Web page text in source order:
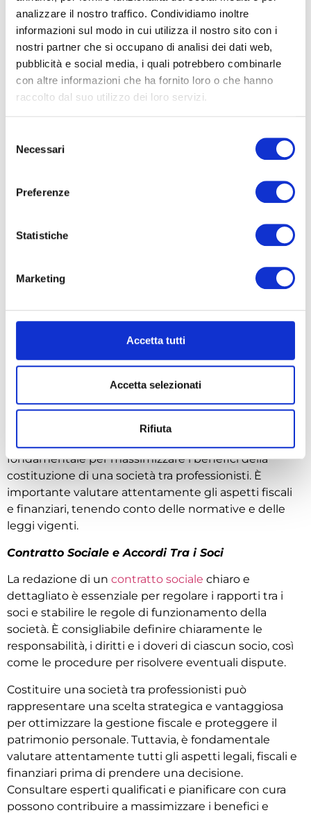
analizzare il nostro traffico. Condividiamo inoltre
informazioni sul modo in cui utilizza il nostro sito con i
nostri partner che si occupano di analisi dei dati web,
pubblicità e social media, i quali potrebbero combinarle
con altre informazioni che ha fornito loro o che hanno
raccolto dal suo utilizzo dei loro servizi.
delNecessari
Preferenze
Statistiche
Marketing
Accetta tutti
Accetta selezionati
Rifiuta
Essere parte di una società costituita può
aumentare la credibilità e l’affidabilità agli occhi
dei clienti e dei partner commerciali. Una
struttura aziendale più solida e stabile può
generare maggiore fiducia e attrarre clienti di
alto livello, contribuendo al successo a lungo
Considerazioni
Costituzione di una
Professionisti
Scelta della Forma Giuridica Adeguata
essenziale valutare attentamente laforma giuridica
più adatta alle esigenze specifiche dell’attività. È
consigliabile consultare un esperto legale o fiscale
per comprendere appieno le implicazioni e le
Pianificazione Fiscale e Finanziaria
fondamentale per massimizzare i benefici della
costituzione di una società tra professionisti. È
importante valutare attentamente gli aspetti fiscali
e finanziari, tenendo conto delle normative e delle
leggi vigenti.
Contratto Sociale e Accordi Tra i Soci
La redazione di un contratto sociale chiaro e
dettagliato è essenziale per regolare i rapporti tra i
soci e stabilire le regole di funzionamento della
società. È consigliabile definire chiaramente le
responsabilità, i diritti e i doveri di ciascun socio, così
come le procedure per risolvere eventuali dispute.
Costituire una società tra professionisti può
rappresentare una scelta strategica e vantaggiosa
per ottimizzare la gestione fiscale e proteggere il
patrimonio personale. Tuttavia, è fondamentale
valutare attentamente tutti gli aspetti legali, fiscali e
finanziari prima di prendere una decisione.
Consultare esperti qualificati e pianificare con cura
possono contribuire a massimizzare i benefici e